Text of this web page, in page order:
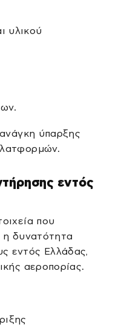
υλικού
ύπαρξης
εντός
που
η δυνατότητα
εντός Ελλάδας,
αεροπορίας.